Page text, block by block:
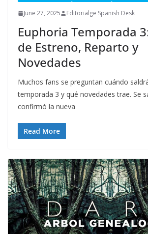
June 27, 2025 Editorialge Spanish Desk
Euphoria Temporada
de Estreno, Reparto y
Novedades
Muchos fans se preguntan cuándo
temporada 3 y qué novedades trae. Se
confirmó la nueva
Read More